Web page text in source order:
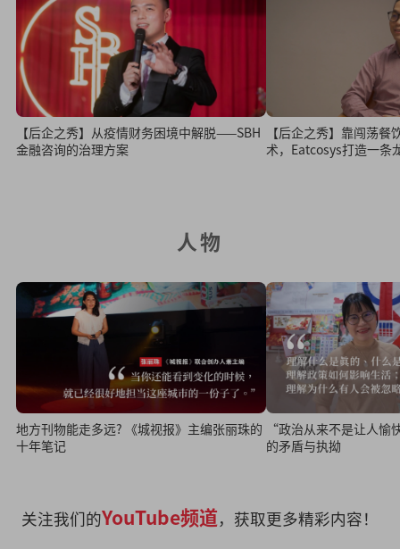
【后企之秀】从疫情财务困境中解脱——SBH
金融咨询的治理方案
【后企之秀】靠闯荡
术，Eatcosys打造一条
人物
地方刊物能走多远? 《城视报》主编张丽珠的
十年笔记
“政治从来不是让人
的矛盾与执拗
关注我们的YouTube频道，获取更多精彩内容！